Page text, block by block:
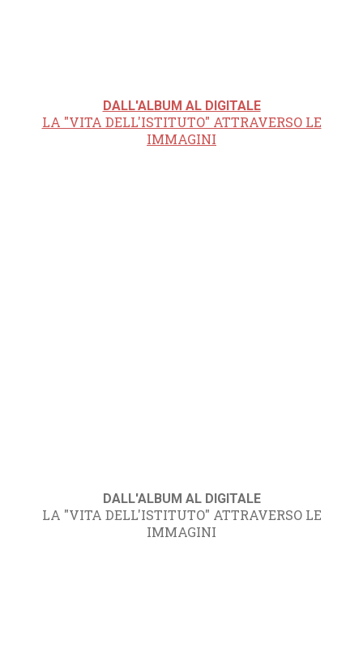
DALL'ALBUM AL DIGITALE
LA "VITA DELL'ISTITUTO" ATTRAVERSO LE
IMMAGINI
DALL'ALBUM AL DIGITALE
LA "VITA DELL'ISTITUTO" ATTRAVERSO LE
IMMAGINI